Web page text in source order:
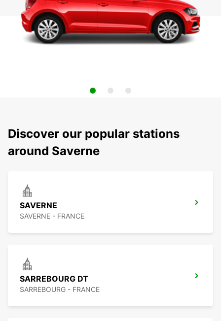
Discover our popular stations
around Saverne
SAVERNE
SAVERNE - FRANCE
SARREBOURG DT
SARREBOURG - FRANCE